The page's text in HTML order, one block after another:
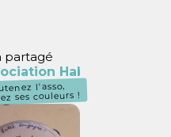
partagé
Habitants Butte
l'asso,
ses couleurs !